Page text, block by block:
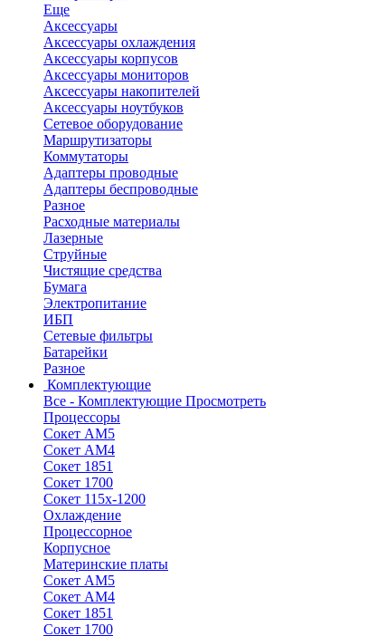
Еще
Аксессуары
Аксессуары охлаждения
Аксессуары корпусов
Аксессуары мониторов
Аксессуары накопителей
Аксессуары ноутбуков
Сетевое оборудование
Маршрутизаторы
Коммутаторы
Адаптеры проводные
Адаптеры беспроводные
Разное
Расходные материалы
Лазерные
Струйные
Чистящие средства
Бумага
Электропитание
ИБП
Сетевые фильтры
Батарейки
Разное
Комплектующие
Все - Комплектующие Просмотреть
Процессоры
Сокет АМ5
Сокет АМ4
Сокет 1851
Сокет 1700
Сокет 115х-1200
Охлаждение
Процессорное
Корпусное
Материнские платы
Сокет АМ5
Сокет АМ4
Сокет 1851
Сокет 1700